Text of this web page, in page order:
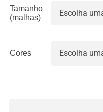
Tamanho
(malhas)
Cores